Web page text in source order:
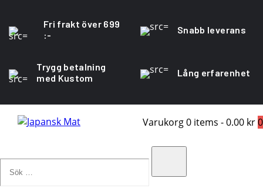
Fri frakt över 699
:-
Snabb leverans
Trygg betalning
med Kustom
Lång erfarenhet
Varukorg0 items -0.00 kr0